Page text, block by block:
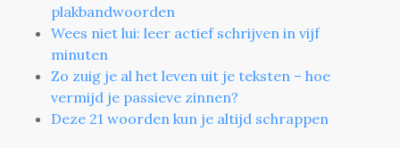
plakbandwoorden
Wees niet lui: leer actief schrijven in vijf
minuten
Zo zuig je al het leven uit je teksten – hoe
vermijd je passieve zinnen?
Deze 21 woorden kun je altijd schrappen